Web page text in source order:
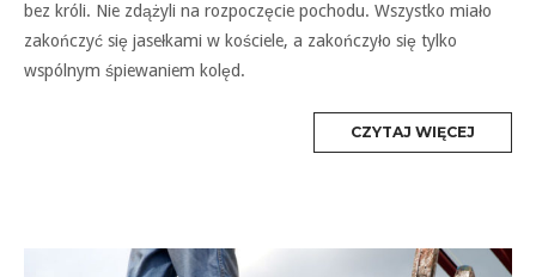
bez króli. Nie zdążyli na rozpoczęcie pochodu. Wszystko miało
zakończyć się jasełkami w kościele, a zakończyło się tylko
wspólnym śpiewaniem kolęd.
CZYTAJ WIĘCEJ